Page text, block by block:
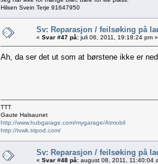
Hilsen Svein Terje 91647950
Sv: Reparasjon / feilsøking på
« Svar #47 på: juli 06, 2011, 19:18:24 pm »
Ah, da ser det ut som at børstene ikke er
TTT
Gaute Halsaunet
http://www.hubgarage.com/mygarage/Atmobil
http://tvwk.tripod.com/
Sv: Reparasjon / feilsøking på
« Svar #48 på: august 08, 2011, 11:40:04